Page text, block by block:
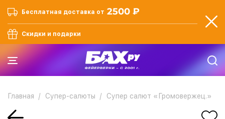
Бесплатная доставка от 2500 ₽
Скидки и подарки
Главная Супер-салюты Супер салют «Громовержец.»